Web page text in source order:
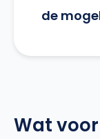
de
Wat